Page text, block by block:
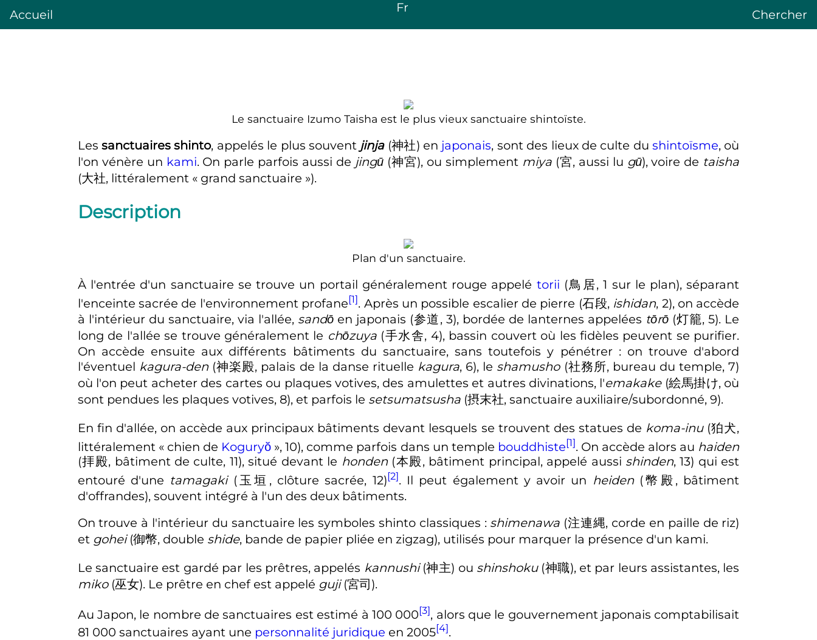
Accueil Fr Chercher
Le sanctuaire Izumo Taisha est le plus vieux sanctuaire shintoïste.
Lessanctuaires shinto, appelés le plus souvent jinja (神社) en japonais, sont des lieux de culte dushintoïsme, où
l'on vénère un kami. On parle parfois aussi de jingū (神宮), ou simplement miya (宮, aussi lu gū), voire de taisha
(大社, littéralement « grand sanctuaire »).
Description
Plan d'un sanctuaire.
À l'entrée d'un sanctuaire se trouve un portail généralement rouge appelé torii (鳥居,1 sur le plan), séparant
l'enceinte sacrée de l'environnement profane[1]. Après un possible escalier de pierre (石段, ishidan, 2), on accède
à l'intérieur du sanctuaire, via l'allée, sandō en japonais (参道, 3), bordée de lanternes appelées tōrō (灯籠,5). Le
long de l'allée se trouve généralement le chōzuya (手水舎, 4), bassin couvert où les fidèles peuvent se purifier.
On accède ensuite aux différents bâtiments du sanctuaire, sans toutefois y pénétrer : on trouve d'abord
l'éventuel kagura-den (神楽殿, palais de la danse rituelle kagura, 6), le shamusho (社務所, bureau du temple, 7)
où l'on peut acheter des cartes ou plaques votives, des amulettes et autres divinations, l'emakake (絵馬掛け, où
sont pendues les plaques votives, 8), et parfois le setsumatsusha (摂末社, sanctuaire auxiliaire/subordonné, 9).
En fin d'allée, on accède aux principaux bâtiments devant lesquels se trouvent des statues de koma-inu (狛犬,
littéralement « chien de Koguryŏ », 10), comme parfois dans un temple bouddhiste[1]. On accède alors au haiden
(拝殿, bâtiment de culte, 11), situé devant le honden (本殿, bâtiment principal, appelé aussi shinden, 13) qui est
entouré d'une tamagaki (玉垣 , clôture sacrée, 12)[2]. Il peut également y avoir un heiden (幣殿 , bâtiment
d'offrandes), souvent intégré à l'un des deux bâtiments.
On trouve à l'intérieur du sanctuaire les symboles shinto classiques : shimenawa (注連縄, corde en paille de riz)
et gohei (御幣, double shide, bande de papier pliée en zigzag), utilisés pour marquer la présence d'un kami.
Le sanctuaire est gardé par les prêtres, appelés kannushi (神主) ou shinshoku (神職), et par leurs assistantes, les
miko (巫女). Le prêtre en chef est appelé guji (宮司).
Au Japon, le nombre de sanctuaires est estimé à 100 000[3], alors que le gouvernement japonais comptabilisait
81 000 sanctuaires ayant une personnalité juridique en 2005[4].